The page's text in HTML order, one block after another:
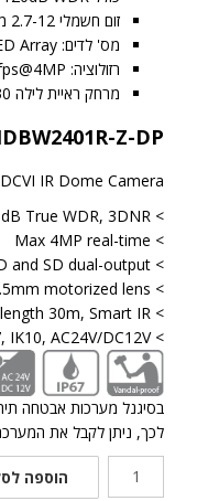
זום חשמלי 2.7-12 מ"מ
מס' לדים: 2LED Array
רזולוציה: 30/60fps@720P, 30fps@1080P, 25fps@4MP
מרחק ראיית לילה 30 מ'
Z-DP
IR Dome Camera
> 120dB True WDR, 3DNR
> Max 4MP real-time
> HD and SD dual-output
> 2.7-13.5mm motorized lens
> Max. IR length 30m, Smart IR
> IP67, IK10, AC24V/DC12V
בסיגנל מערכות אבטחה
לכך, ניתן לקבל את
כמות
הוספה